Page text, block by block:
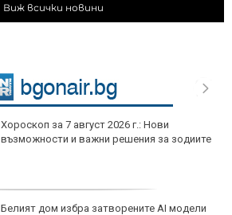
Виж всички новини
Хороскоп за 7 август 2026 г.: Нови
възможности и важни решения за зодиите
Белият дом избра затворените AI модели